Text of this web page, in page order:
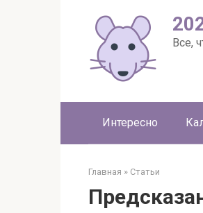
Все,
Интересно
Главная » Статьи